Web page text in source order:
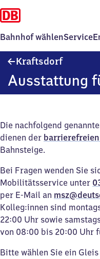
Bahnhof wählenService
KraftsdorfKraftsdorf
Ausstattung
Die nachfolgend
dienen der
Bahnsteige.
Bei Fragen wenden Sie
Mobilitätsservice unter
per E-Mail an
Kolleg:innen sind
22:00 Uhr sowie
von 08:00 bis 20:00 Uhr
Bitte wählen Sie ein